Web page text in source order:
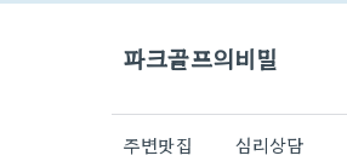
파크골프의비밀
주변맛집 심리상담